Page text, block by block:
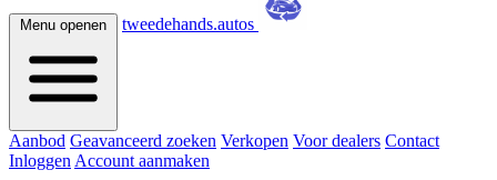
Menu openen tweedehands.autos
Aanbod Geavanceerd zoeken Verkopen Voor dealers Contact
Inloggen Account aanmaken